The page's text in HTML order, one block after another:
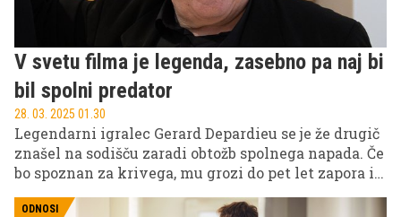
V svetu filma je legenda, zasebno pa naj bi
bil spolni predator
28. 03. 2025 01.30
Legendarni igralec Gerard Depardieu se je že drugič
znašel na sodišču zaradi obtožb spolnega napada. Če
bo spoznan za krivega, mu grozi do pet let zapora in
globa v višini 75.000 evrov.
ODNOSI